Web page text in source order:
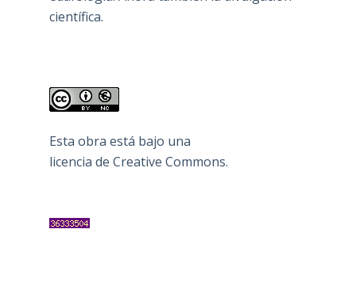
científica.
Esta obra está bajo una
licencia de Creative Commons.